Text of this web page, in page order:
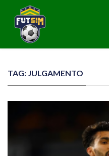
TAG: JULGAMENTO